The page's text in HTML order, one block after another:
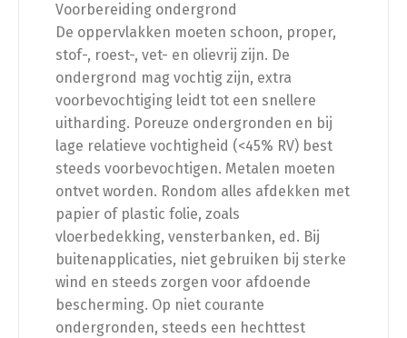
Voorbereiding ondergrond
De oppervlakken moeten schoon, proper,
stof-, roest-, vet- en olievrij zijn. De
ondergrond mag vochtig zijn, extra
voorbevochtiging leidt tot een snellere
uitharding. Poreuze ondergronden en bij
lage relatieve vochtigheid (<45% RV) best
steeds voorbevochtigen. Metalen moeten
ontvet worden. Rondom alles afdekken met
papier of plastic folie, zoals
vloerbedekking, vensterbanken, ed. Bij
buitenapplicaties, niet gebruiken bij sterke
wind en steeds zorgen voor afdoende
bescherming. Op niet courante
ondergronden, steeds een hechttest